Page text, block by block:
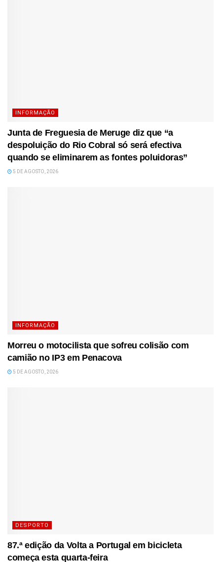
INFORMAÇÃO
Junta de Freguesia de Meruge diz que “a
despoluição do Rio Cobral só será efectiva
quando se eliminarem as fontes poluidoras”
5 DE AGOSTO, 2026
INFORMAÇÃO
Morreu o motocilista que sofreu colisão com
camião no IP3 em Penacova
5 DE AGOSTO, 2026
DESPORTO
87.ª edição da Volta a Portugal em bicicleta
começa esta quarta-feira